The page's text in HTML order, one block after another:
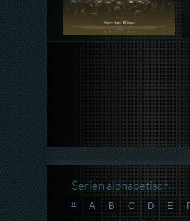
Serien alphabetisch
# A B C D E